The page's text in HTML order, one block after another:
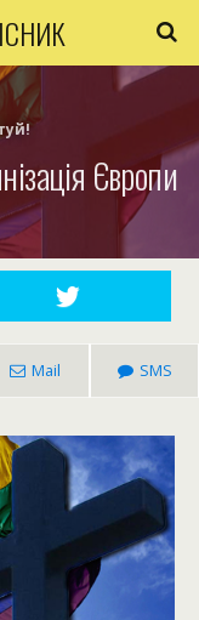
Європи
Mail SMS